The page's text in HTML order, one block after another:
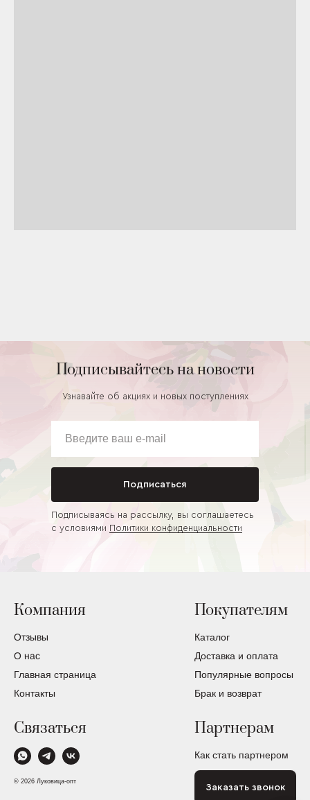
Подписывайтесь на новости
Узнавайте об акциях и новых поступлениях
Подписаться
Подписываясь на рассылку, вы соглашаетесь
с условиями Политики конфиденциальности
Компания Покупателям
Партнерам
О нас
Главная страница
Контакты
Каталог
Доставка и оплата
Популярные вопросы
Брак и возврат
Как стать партнером
Заказать звонок
© 2026 Луковица-опт
Отзывы
Связаться